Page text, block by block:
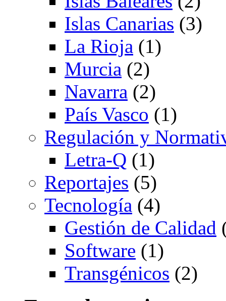
Islas Canarias (3)
La Rioja (1)
Murcia (2)
Navarra (2)
País Vasco (1)
Regulación y
Letra-Q (1)
Reportajes (5)
Tecnología (4)
Gestión de Calidad
Software (1)
Transgénicos (2)